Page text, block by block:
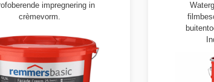
impregnering in
crèmevorm.